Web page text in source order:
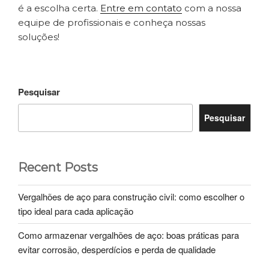
é a escolha certa. Entre em contato com a nossa
equipe de profissionais e conheça nossas
soluções!
Pesquisar
Pesquisar
Recent Posts
Vergalhões de aço para construção civil: como escolher o
tipo ideal para cada aplicação
Como armazenar vergalhões de aço: boas práticas para
evitar corrosão, desperdícios e perda de qualidade